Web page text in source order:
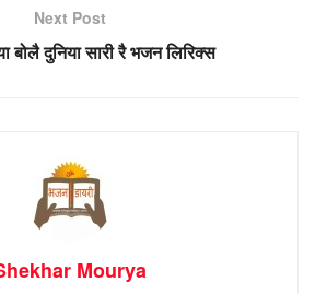
Next Post
बोलै दुनिया सारी रै भजन लिरिक्स
Mourya